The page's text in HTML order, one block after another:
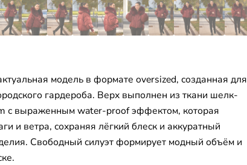
модель в формате oversized, созданная для
гардероба. Верх выполнен из ткани шелк-
с выраженным water-proof эффектом, которая
и ветра, сохраняя лёгкий блеск и аккуратный
Свободный силуэт формирует модный объём и